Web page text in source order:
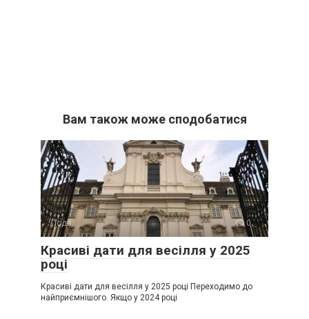
Вам також може сподобатися
Події 0
Красиві дати для весілля у 2025
році
Красиві дати для весілля у 2025 році Переходимо до
найприємнішого. Якщо у 2024 році